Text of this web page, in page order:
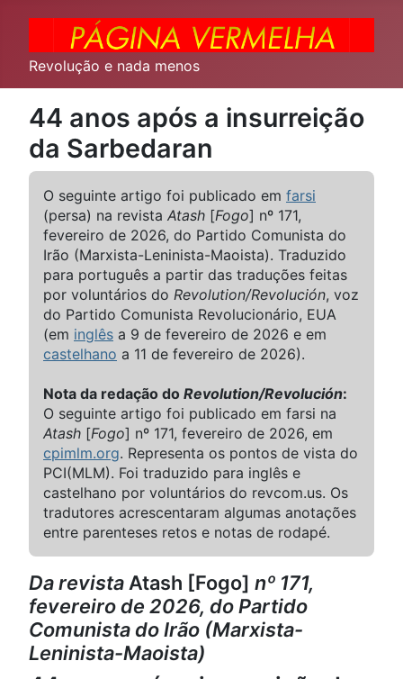
Revolução e nada menos
44 anos após a insurreição
da Sarbedaran
O seguinte artigo foi publicado em farsi
(persa) na revista Atash [Fogo] nº 171,
fevereiro de 2026, do Partido Comunista do
Irão (Marxista-Leninista-Maoista). Traduzido
para português a partir das traduções feitas
por voluntários do Revolution/Revolución, voz
do Partido Comunista Revolucionário, EUA
(em inglês a 9 de fevereiro de 2026 e em
castelhano a 11 de fevereiro de 2026).
Nota da redação do Revolution/Revolución:
O seguinte artigo foi publicado em farsi na
Atash [Fogo] nº 171, fevereiro de 2026, em
cpimlm.org. Representa os pontos de vista do
PCI(MLM). Foi traduzido para inglês e
castelhano por voluntários do revcom.us. Os
tradutores acrescentaram algumas anotações
entre parenteses retos e notas de rodapé.
Da revista Atash [Fogo] nº 171,
fevereiro de 2026, do Partido
Comunista do Irão (Marxista-
Leninista-Maoista)